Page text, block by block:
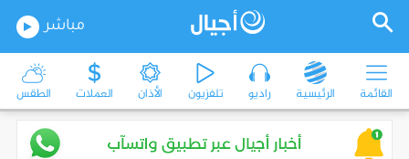
مباشر
القائمة الرئيسية راديو تلفزيون الأذان العملات الطقس